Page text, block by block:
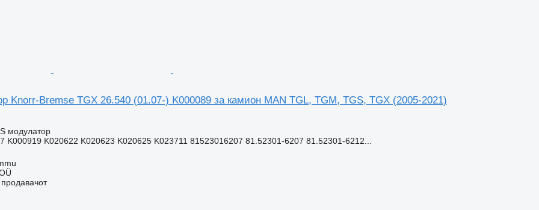
Knorr-Bremse TGX 26.540 (01.07-) K000089 за камион MAN TGL, TGM, TGS, TGX (2005-2021)
модулатор
K000919 K020622 K020623 K020625 K023711 81523016207 81.52301-6207 81.52301-6212...
продавачот